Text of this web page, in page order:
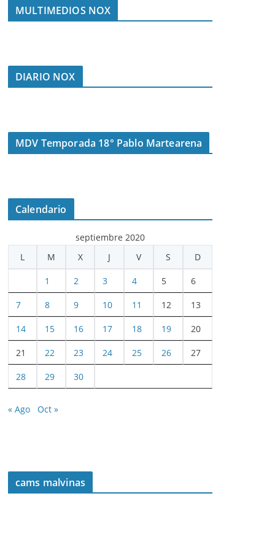
MULTIMEDIOS NOX
DIARIO NOX
MDV Temporada 18° Pablo Martearena
Calendario
septiembre 2020
L
M X J V S D
1 2 3 4 5 6
7 8 9 10 11 12 13
14 15 16 17 18 19 20
21 22 23 24 25 26 27
28 29 30
« Ago Oct »
cams malvinas